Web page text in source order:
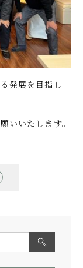
発展を目指し
いいたします。